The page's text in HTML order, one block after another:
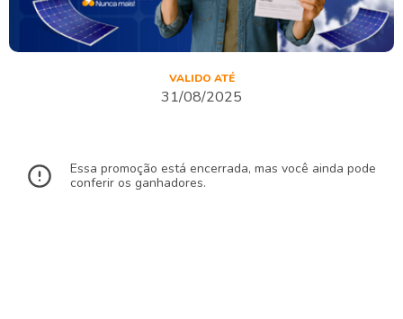
VALIDO ATÉ
31/08/2025
Essa promoção está encerrada, mas você ainda pode
conferir os ganhadores.